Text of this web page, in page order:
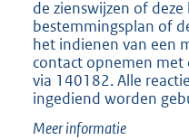
de zienswijzen of
bestemmingsplan of
het indienen van een
contact opnemen met
via 140182. Alle
ingediend worden
Meer informatie